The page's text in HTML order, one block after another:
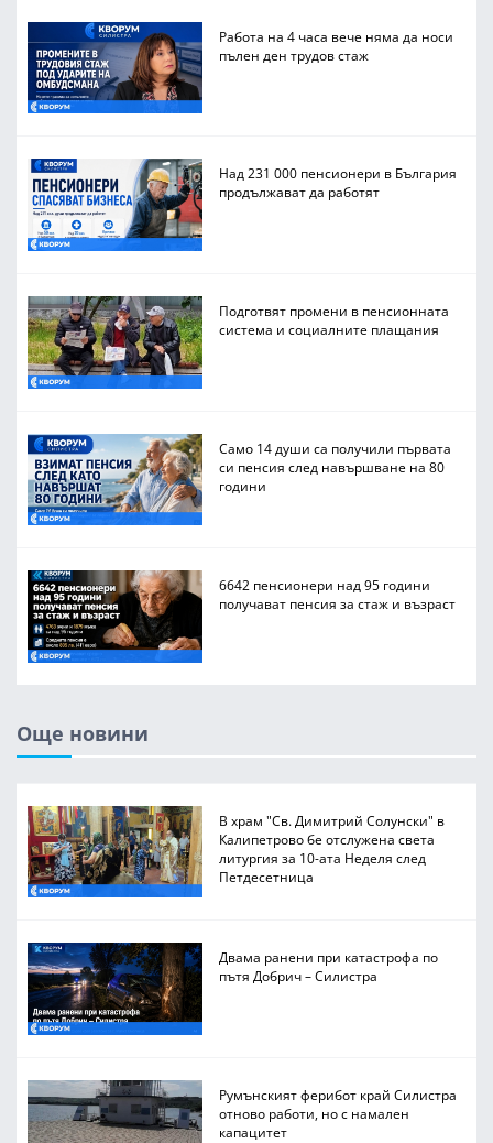
Работа на 4 часа вече няма да носи
пълен ден трудов стаж
Над 231 000 пенсионери в България
продължават да работят
Подготвят промени в пенсионната
система и социалните плащания
Само 14 души са получили първата
си пенсия след навършване на 80
години
6642 пенсионери над 95 години
получават пенсия за стаж и възраст
Още новини
В храм "Св. Димитрий Солунски" в
Калипетрово бе отслужена света
литургия за 10-ата Неделя след
Петдесетница
Двама ранени при катастрофа по
пътя Добрич – Силистра
Румънският ферибот край Силистра
отново работи, но с намален
капацитет